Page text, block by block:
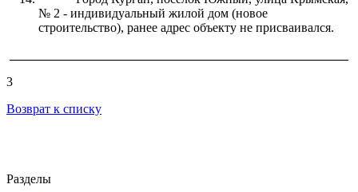
№ 2 - индивидуальный жилой дом (новое
строительство), ранее адрес объекту не присваивался.
3
Возврат к списку
Разделы